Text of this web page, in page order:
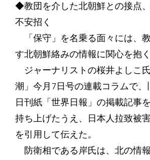
◆教団を介した北朝鮮との接点
不安招く
「保守」を名乗る面々には、
す北朝鮮絡みの情報に関心を抱く
ジャーナリストの桜井よしこ
潮」今月7日号の連載コラムで
日刊紙「世界日報」の掲載記事
持ち上げたうえ、日本人拉致被
を引用して伝えた。
防衛相である岸氏は、北の情